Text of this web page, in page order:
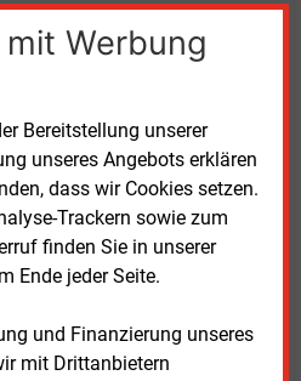
Werbung
Bereitstellung unserer
unseres Angebots erklären
dass wir Cookies setzen.
Trackern sowie zum
finden Sie in unserer
Ende jeder Seite.
und Finanzierung unseres
mit Drittanbietern
Strategien.
Jahr hatte die
Bundesländer
Württemberg und Berlin
Klagen ist es, die
Klimavorgaben
lassen.
ihrer Sicht den
entgegenstehen. Die